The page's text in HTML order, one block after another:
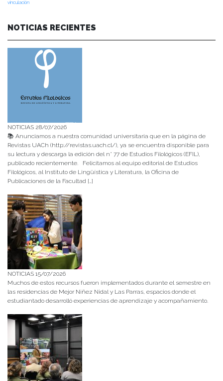
vinculación
NOTICIAS RECIENTES
NOTICIAS 28/07/2026
📚 Anunciamos a nuestra comunidad universitaria que en la página de
Revistas UACh (http://revistas.uach.cl/), ya se encuentra disponible para
su lectura y descarga la edición del n° 77 de Estudios Filológicos (EFIL),
publicado recientemente. Felicitamos al equipo editorial de Estudios
Filológicos, al Instituto de Lingüística y Literatura, la Oficina de
Publicaciones de la Facultad […]
NOTICIAS 15/07/2026
Muchos de estos recursos fueron implementados durante el semestre en
las residencias de Mejor Niñez Nidal y Las Parras, espacios donde el
estudiantado desarrolló experiencias de aprendizaje y acompañamiento.